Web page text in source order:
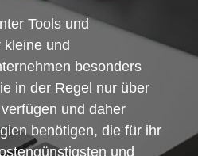
Tools und
kleine und
besonders
in der Regel nur über
und daher
benötigen, die für ihr
und